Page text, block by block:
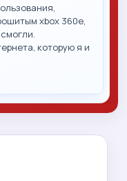
xbox 360e,
которую я и